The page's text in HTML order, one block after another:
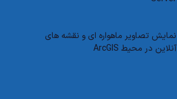
نمایش تصاویر ماهواره ای و نقشه های
آنلاین در محیط ArcGIS